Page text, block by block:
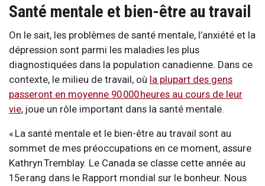
Santé mentale et bien-être au travail
On le sait, les problèmes de santé mentale, l’anxiété et la
dépression sont parmi les maladies les plus
diagnostiquées dans la population canadienne. Dans ce
contexte, le milieu de travail, où la plupart des gens
passeront en moyenne 90 000 heures au cours de leur
vie, joue un rôle important dans la santé mentale.
« La santé mentale et le bien-être au travail sont au
sommet de mes préoccupations en ce moment, assure
Kathryn Tremblay. Le Canada se classe cette année au
15e rang dans le Rapport mondial sur le bonheur. Nous